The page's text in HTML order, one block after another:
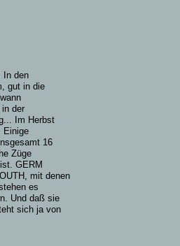
In den
gut in die
der
Im Herbst
Einige
16
Züge
GERM
mit denen
es
Und daß sie
sich ja von